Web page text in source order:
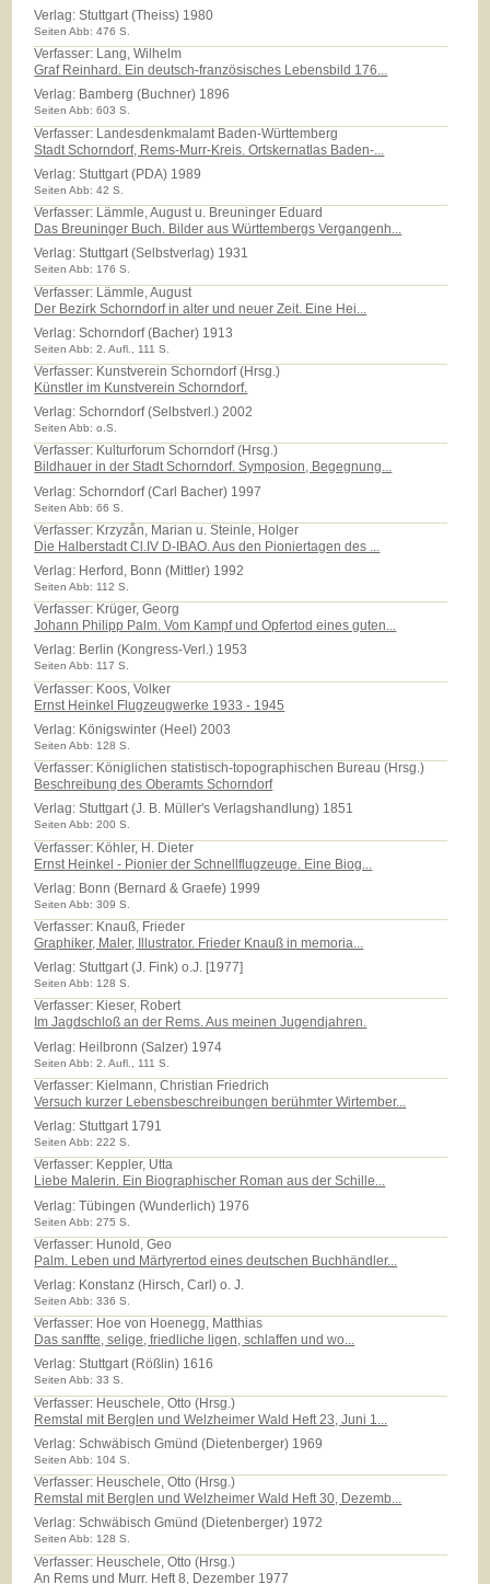
Verlag:Stuttgart (Theiss) 1980
Seiten Abb: 476 S.
Verfasser: Lang, Wilhelm
Graf Reinhard. Ein deutsch-französisches Lebensbild 176...
Verlag: Bamberg (Buchner) 1896
Seiten Abb: 603 S.
Verfasser: Landesdenkmalamt Baden-Württemberg
Stadt Schorndorf, Rems-Murr-Kreis. Ortskernatlas Baden-...
Verlag:Stuttgart (PDA) 1989
Seiten Abb: 42 S.
Verfasser: Lämmle, August u. Breuninger Eduard
Das Breuninger Buch. Bilder aus Württembergs Vergangenh...
Verlag:Stuttgart (Selbstverlag) 1931
Seiten Abb: 176 S.
Verfasser: Lämmle, August
Der Bezirk Schorndorf in alter und neuer Zeit. Eine Hei...
Verlag:Schorndorf (Bacher) 1913
Seiten Abb: 2. Aufl., 111 S.
Verfasser: Kunstverein Schorndorf (Hrsg.)
Künstler im Kunstverein Schorndorf.
Verlag:Schorndorf (Selbstverl.) 2002
Seiten Abb: o.S.
Verfasser: Kulturforum Schorndorf (Hrsg.)
Bildhauer in der Stadt Schorndorf. Symposion, Begegnung...
Verlag:Schorndorf (Carl Bacher) 1997
Seiten Abb: 66 S.
Verfasser: Krzyzån, Marian u. Steinle, Holger
Die Halberstadt Cl.IV D-IBAO. Aus den Pioniertagen des ...
Verlag: Herford, Bonn (Mittler) 1992
Seiten Abb: 112 S.
Verfasser: Krüger, Georg
Johann Philipp Palm. Vom Kampf und Opfertod eines guten...
Verlag: Berlin (Kongress-Verl.) 1953
Seiten Abb: 117 S.
Verfasser: Koos, Volker
Ernst Heinkel Flugzeugwerke 1933 - 1945
Verlag: Königswinter (Heel) 2003
Seiten Abb: 128 S.
Verfasser: Königlichen statistisch-topographischen Bureau (Hrsg.)
Beschreibung des Oberamts Schorndorf
Verlag:Stuttgart (J. B. Müller's Verlagshandlung) 1851
Seiten Abb: 200 S.
Verfasser: Köhler, H. Dieter
Ernst Heinkel - Pionier der Schnellflugzeuge. Eine Biog...
Verlag: Bonn (Bernard & Graefe) 1999
Seiten Abb: 309 S.
Verfasser: Knauß, Frieder
Graphiker, Maler, Illustrator. Frieder Knauß in memoria...
Verlag:Stuttgart (J. Fink) o.J. [1977]
Seiten Abb: 128 S.
Verfasser: Kieser, Robert
Im Jagdschloß an der Rems. Aus meinen Jugendjahren.
Verlag: Heilbronn (Salzer) 1974
Seiten Abb: 2. Aufl., 111 S.
Verfasser: Kielmann, Christian Friedrich
Versuch kurzer Lebensbeschreibungen berühmter Wirtember...
Verlag:Stuttgart 1791
Seiten Abb: 222 S.
Verfasser: Keppler, Utta
Liebe Malerin. Ein Biographischer Roman aus der Schille...
Verlag:Tübingen (Wunderlich) 1976
Seiten Abb: 275 S.
Verfasser: Hunold, Geo
Palm. Leben und Märtyrertod eines deutschen Buchhändler...
Verlag: Konstanz (Hirsch, Carl) o. J.
Seiten Abb: 336 S.
Verfasser: Hoe von Hoenegg, Matthias
Das sanffte, selige, friedliche ligen, schlaffen und wo...
Verlag:Stuttgart (Rößlin) 1616
Seiten Abb: 33 S.
Verfasser: Heuschele, Otto (Hrsg.)
Remstal mit Berglen und Welzheimer Wald Heft 23, Juni 1...
Verlag:Schwäbisch Gmünd (Dietenberger) 1969
Seiten Abb: 104 S.
Verfasser: Heuschele, Otto (Hrsg.)
Remstal mit Berglen und Welzheimer Wald Heft 30, Dezemb...
Verlag:Schwäbisch Gmünd (Dietenberger) 1972
Seiten Abb: 128 S.
Verfasser: Heuschele, Otto (Hrsg.)
An Rems und Murr. Heft 8, Dezember 1977